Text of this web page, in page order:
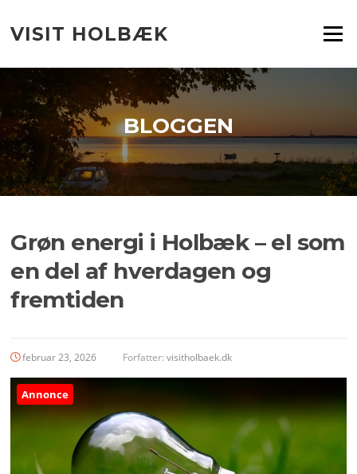
indhold
VISIT HOLBÆK Menu
BLOGGEN
Grøn energi i Holbæk – el som
en del af hverdagen og
fremtiden
februar 23, 2026 Forfatter:visitholbaek.dk
Annonce